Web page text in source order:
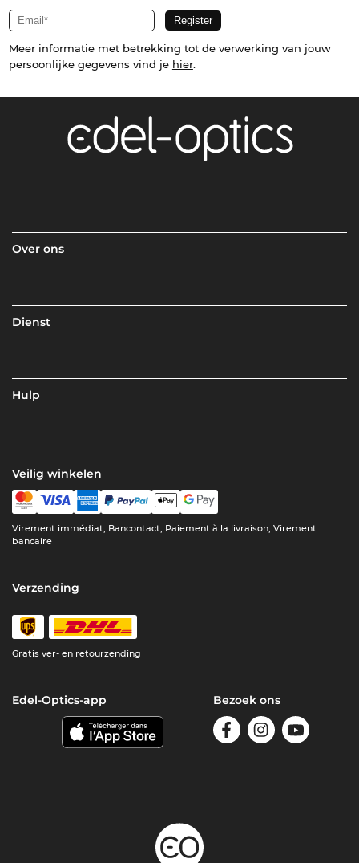
Meer informatie met betrekking tot de verwerking van jouw
persoonlijke gegevens vind je hier.
Over ons
Dienst
Hulp
Veilig winkelen
Virement immédiat, Bancontact, Paiement à la livraison, Virement
bancaire
Verzending
Gratis ver- en retourzending
Edel-Optics-app Bezoek ons